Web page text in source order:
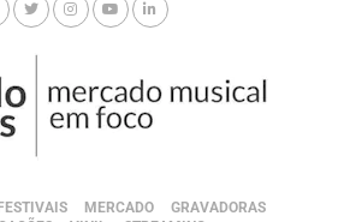
FESTIVAIS MERCADO
GRAVADORAS